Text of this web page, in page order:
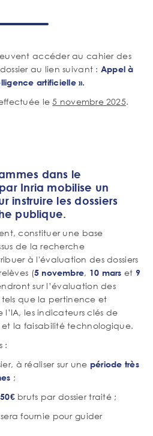
accéder au cahier des
au lien suivant : Appel à
artificielle ».
le5 novembre 2025.
dans le
Inria mobilise un
instruire les dossiers
publique.
constituer une base
de la recherche
à l'évaluation des dossiers
(5 novembre, 10 mars et 9
sur l’évaluation des
tels que la pertinence et
les indicateurs clés de
la faisabilité technologique.
:
à réaliser sur une période très
;
bruts par dossier traité ;
sera fournie pour guider